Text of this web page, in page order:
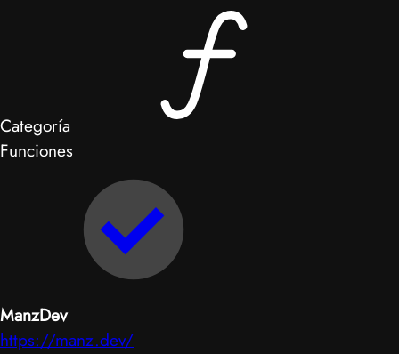
Categoría
Funciones
ManzDev
https://manz.dev/